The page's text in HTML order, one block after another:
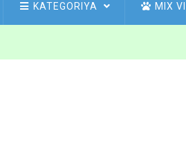
KATEGORIYA MIX